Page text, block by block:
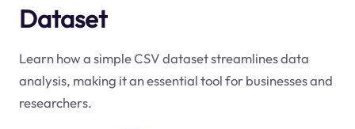
Dataset
Learn how a simple CSV dataset streamlines data
analysis, making it an essential tool for businesses and
researchers.